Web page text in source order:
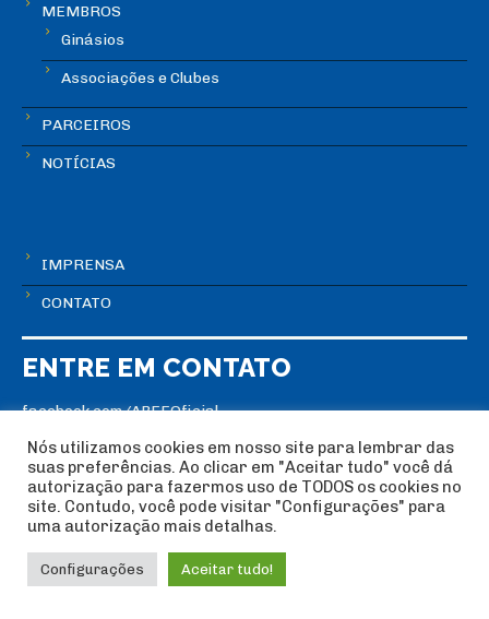
MEMBROS
Ginásios
Associações e Clubes
PARCEIROS
NOTÍCIAS
IMPRENSA
CONTATO
ENTRE EM CONTATO
facebook.com/ABEEOficial
instagram.com/abee_escalada
youtube.com/abeeoficial
Rua Pascal, Nº 1353 - Bairro Campo Belo | São Paulo -SP
Telefone: (11) 3881-8180
Horário de atendimento: Seg. à Sex., das 10hs às 18hs
Nós utilizamos cookies em nosso site para lembrar das
suas preferências. Ao clicar em "Aceitar tudo" você dá
autorização para fazermos uso de TODOS os cookies no
site. Contudo, você pode visitar "Configurações" para
uma autorização mais detalhas.
Configurações Aceitar tudo!